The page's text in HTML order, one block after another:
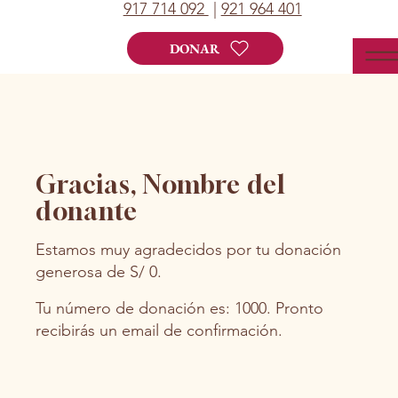
917 714 092 921 964 401
DONAR
Gracias, Nombre del
donante
Estamos muy agradecidos por tu donación
generosa de S/ 0.
Tu número de donación es: 1000. Pronto
recibirás un email de confirmación.